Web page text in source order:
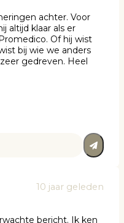
achter. Voor
altijd klaar als er
Of hij wist
bij wie we anders
gedreven. Heel
10 jaar geleden
bericht. Ik ken